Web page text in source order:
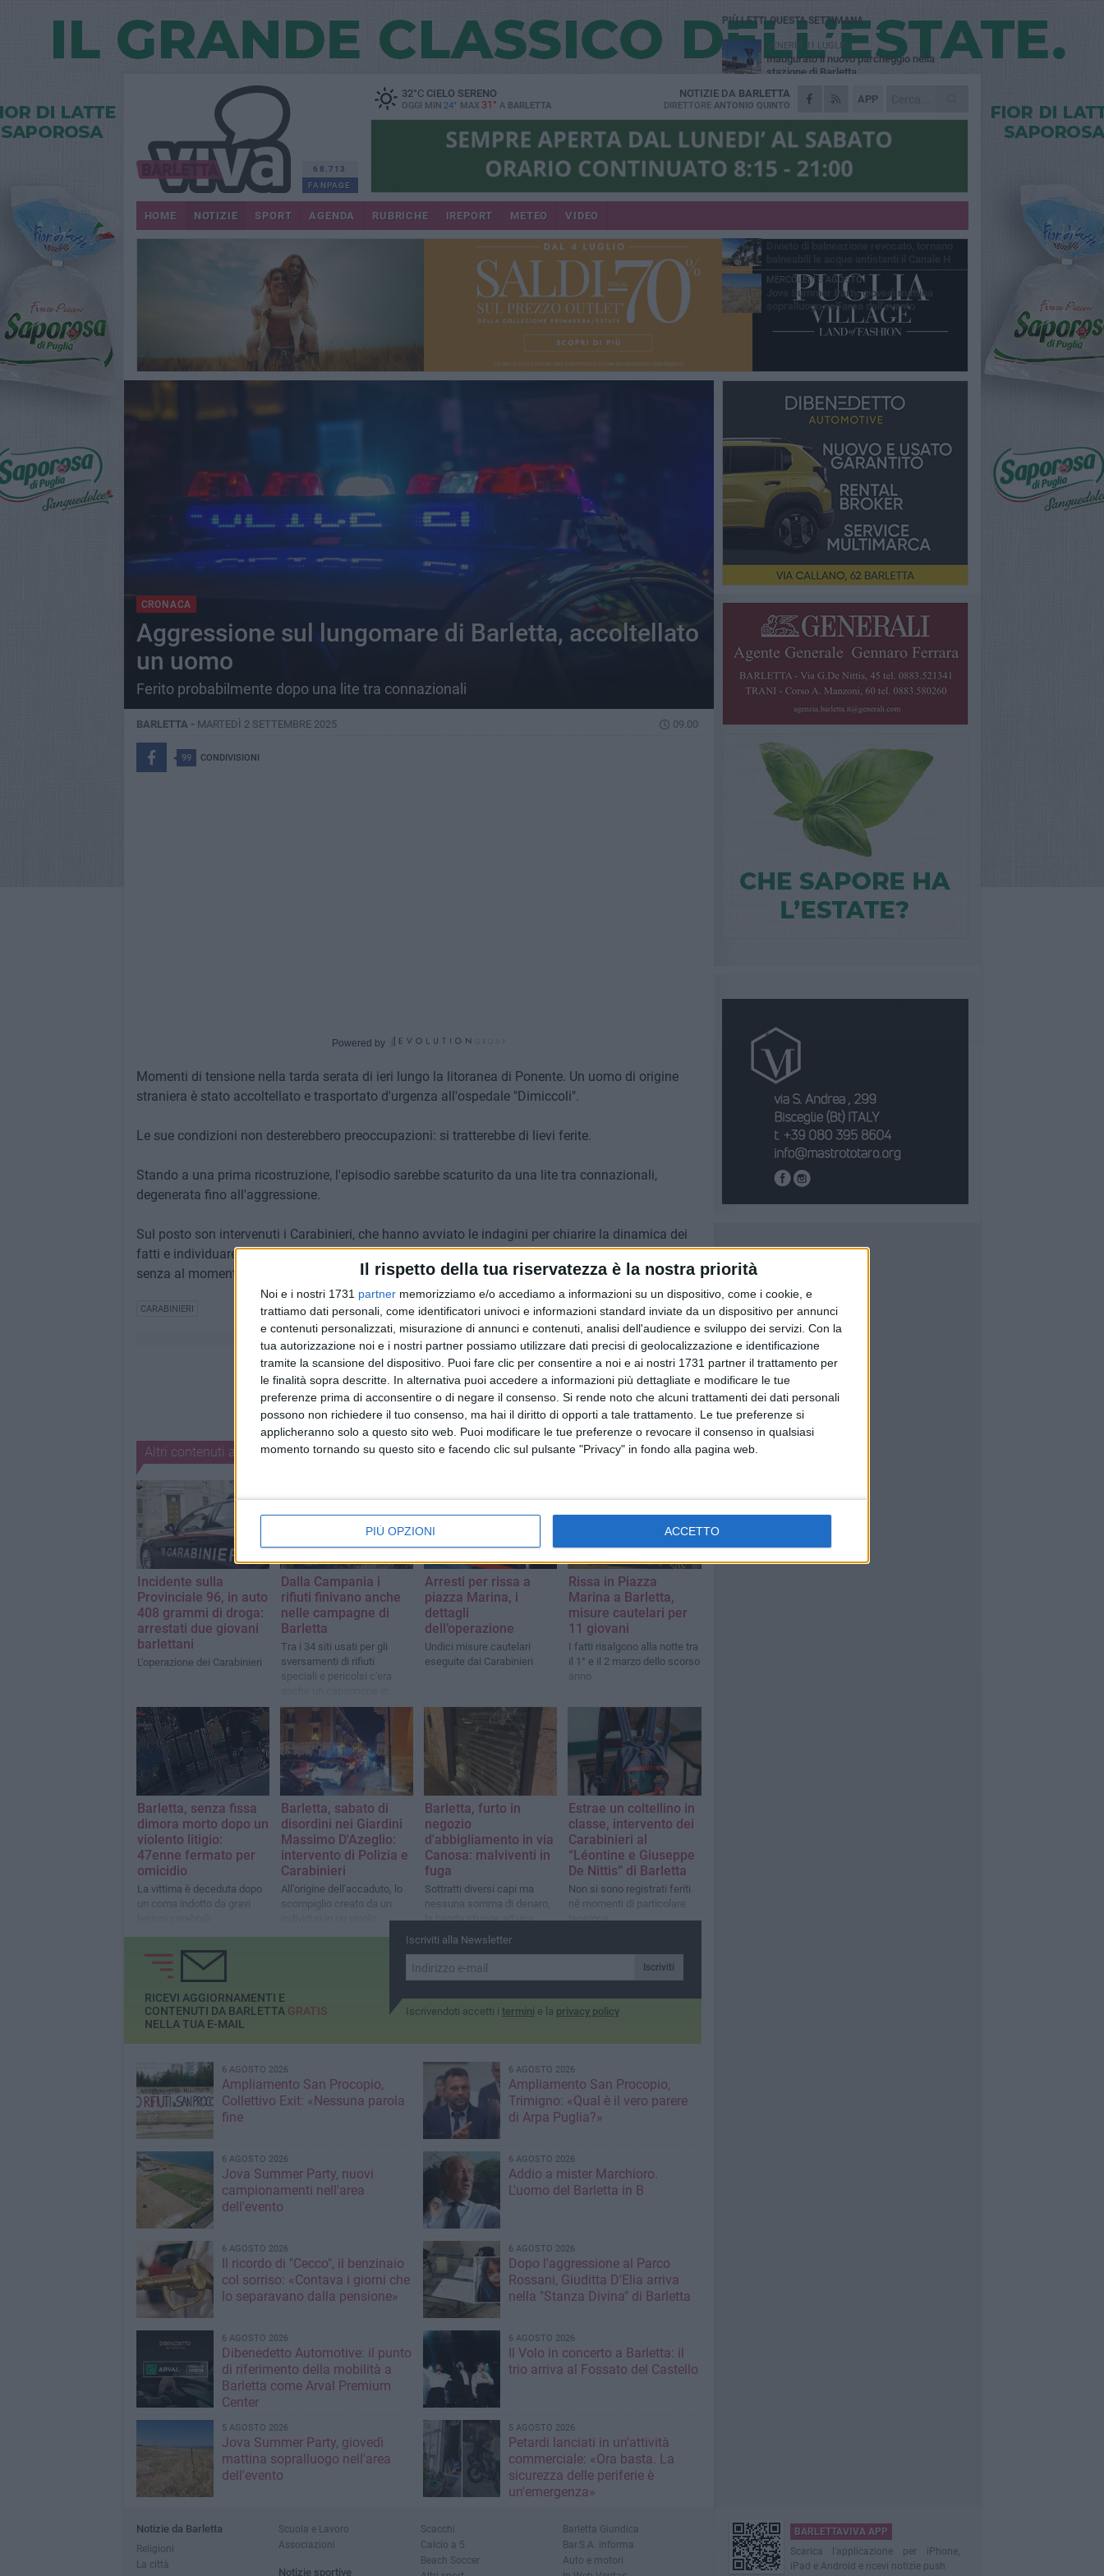
Il rispetto della tua riservatezza è la nostra priorità
Noi e i nostri 1731 partner memorizziamo e/o accediamo a informazioni su un dispositivo, come i cookie, e
trattiamo dati personali, come identificatori univoci e informazioni standard inviate da un dispositivo per annunci
e contenuti personalizzati, misurazione di annunci e contenuti, analisi dell'audience e sviluppo dei servizi. Con la
tua autorizzazione noi e i nostri partner possiamo utilizzare dati precisi di geolocalizzazione e identificazione
tramite la scansione del dispositivo. Puoi fare clic per consentire a noi e ai nostri 1731 partner il trattamento per
le finalità sopra descritte. In alternativa puoi accedere a informazioni più dettagliate e modificare le tue
preferenze prima di acconsentire o di negare il consenso. Si rende noto che alcuni trattamenti dei dati personali
possono non richiedere il tuo consenso, ma hai il diritto di opporti a tale trattamento. Le tue preferenze si
applicheranno solo a questo sito web. Puoi modificare le tue preferenze o revocare il consenso in qualsiasi
momento tornando su questo sito e facendo clic sul pulsante "Privacy" in fondo alla pagina web.
PIÙ OPZIONI ACCETTO
68.713
FANPAGE
32°CCIELO SERENO
OGGI MIN 24° MAX 31° A BARLETTA
APP
NOTIZIE DA BARLETTA
DIRETTORE ANTONIO QUINTO
HOME NOTIZIE SPORT AGENDA RUBRICHE IREPORT METEO VIDEO
CRONACA
Aggressione sul lungomare di Barletta, accoltellato
un uomo
Ferito probabilmente dopo una lite tra connazionali
BARLETTA - MARTEDÌ 2 SETTEMBRE 2025 09.00
99 CONDIVISIONI
Powered by
Momenti di tensione nella tarda serata di ieri lungo la litoranea di Ponente. Un uomo di origine
straniera è stato accoltellato e trasportato d'urgenza all'ospedale "Dimiccoli".
Le sue condizioni non desterebbero preoccupazioni: si tratterebbe di lievi ferite.
Stando a una prima ricostruzione, l'episodio sarebbe scaturito da una lite tra connazionali,
degenerata fino all'aggressione.
Sul posto son intervenuti i Carabinieri, che hanno avviato le indagini per chiarire la dinamica dei
fatti e individuare eventuali responsabilità. Le forze dell'ordine proseguono con gli accertamenti,
senza al momento diramare ulteriori dettagli sulla vicenda.
CARABINIERI
Altri contenuti a tema
Incidente sulla
Provinciale 96, in auto
408 grammi di droga:
arrestati due giovani
barlettani
L'operazione dei Carabinieri
Dalla Campania i
rifiuti finivano anche
nelle campagne di
Barletta
Tra i 34 siti usati per gli
sversamenti di rifiuti
speciali e pericolsi c'era
disuso nelle campagne
della città
Arresti per rissa a
piazza Marina, i
dettagli
dell’operazione
Undici misure cautelari
eseguite dai Carabinieri
Rissa in Piazza
Marina a Barletta,
misure cautelari per
11 giovani
I fatti risalgono alla notte tra
il 1° e il 2 marzo dello scorso
anno
Barletta, senza fissa
dimora morto dopo un
violento litigio:
47enne fermato per
omicidio
La vittima è deceduta dopo
un coma indotto da gravi
Barletta, sabato di
disordini nei Giardini
Massimo D'Azeglio:
intervento di Polizia e
Carabinieri
All'origine dell'accaduto, lo
scompiglio creato da un
Barletta, furto in
negozio
d'abbigliamento in via
Canosa: malviventi in
fuga
Sottratti diversi capi ma
nessuna somma di denaro,
la banda sfugge ad una
pattuglia di Carabinieri
Estrae un coltellino in
classe, intervento dei
Carabinieri al
“Léontine e Giuseppe
De Nittis” di Barletta
Non si sono registrati feriti
né momenti di particolare
tensione
Iscriviti alla Newsletter
Iscriviti
Iscrivendoti accetti i termini e la privacy policy
RICEVI AGGIORNAMENTI E
CONTENUTI DA BARLETTA GRATIS
NELLA TUA E-MAIL
6 AGOSTO 2026
Ampliamento San Procopio,
Collettivo Exit: «Nessuna parola
fine
6 AGOSTO 2026
Ampliamento San Procopio,
Trimigno: «Qual è il vero parere
di Arpa Puglia?»
6 AGOSTO 2026
Jova Summer Party, nuovi
campionamenti nell'area
dell'evento
6 AGOSTO 2026
Addio a mister Marchioro.
L'uomo del Barletta in B
6 AGOSTO 2026
Il ricordo di "Cecco", il benzinaio
col sorriso: «Contava i giorni che
lo separavano dalla pensione»
6 AGOSTO 2026
Dopo l'aggressione al Parco
Rossani, Giuditta D'Elia arriva
nella "Stanza Divina" di Barletta
6 AGOSTO 2026
Dibenedetto Automotive: il punto
di riferimento della mobilità a
Barletta come Arval Premium
Center
6 AGOSTO 2026
Il Volo in concerto a Barletta: il
trio arriva al Fossato del Castello
5 AGOSTO 2026
Jova Summer Party, giovedì
mattina sopralluogo nell'area
dell'evento
5 AGOSTO 2026
Petardi lanciati in un'attività
commerciale: «Ora basta. La
sicurezza delle periferie è
un'emergenza»
PIÙ LETTI QUESTA SETTIMANA
VENERDÌ 31 LUGLIO
Inaugurato il nuovo parcheggio nella
stazione di Barletta
MERCOLEDÌ 5 AGOSTO
Barletta piange Gioacchino Dagnello:
64enne barlettano investito all'alba a Trani
GIOVEDÌ 30 LUGLIO
gioielleria, banditi in fuga
Beni confiscati alla mafia. Nasce il servizio
VENERDÌ 31 LUGLIO
MERCOLEDÌ 5 AGOSTO
Jova Summer Party, giovedì mattina
sopralluogo nell'area dell'evento
Notizie da Barletta
Religioni
La città
Scuola e Lavoro
Associazioni
Notizie sportive
Scacchi
Calcio a 5
Beach Soccer
Barletta Giuridica
Bar.S.A. informa
Auto e motori
BARLETTAVIVA APP
Scarica l'applicazione per iPhone,
iPad e Android e ricevi notizie push